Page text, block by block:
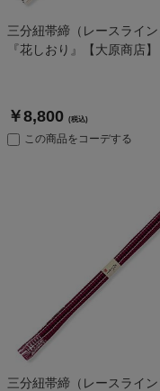
三分紐帯締（レースライン
『花しおり』【大原商店】
￥8,800 (税込)
この商品をコーデする
三分紐帯締（レースライン